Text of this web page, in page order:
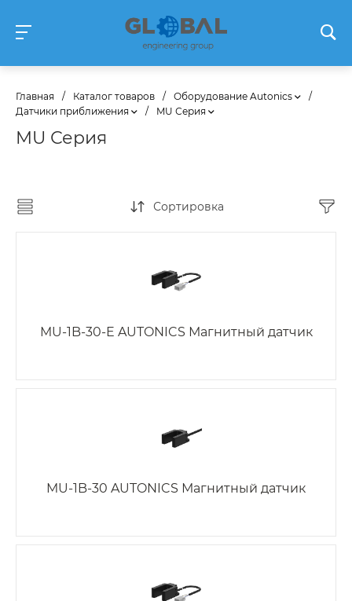
Главная / Каталог товаров / Оборудование Autonics
/
Датчики приближения
/ MU Серия
MU Серия
Сортировка
MU-1B-30-E AUTONICS Магнитный датчик
MU-1B-30 AUTONICS Магнитный датчик